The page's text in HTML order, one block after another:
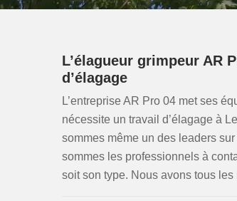
L’élagueur grimpeur AR
d’élagage
L’entreprise AR Pro 04 met ses
nécessite un travail d’élagage à
sommes même un des leaders
sommes les professionnels à
soit son type. Nous avons tous